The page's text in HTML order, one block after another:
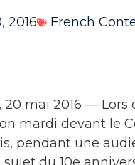
2016 French
20 mai 2016 — Lors
mardi devant le
pendant une